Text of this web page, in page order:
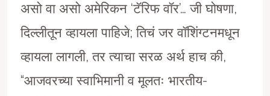
असो वा असो अमेरिकन ‘टॅरिफ वॉर’… जी घोषणा,
दिल्लीतून व्हायला पाहिजे; तिचं जर वॉशिंग्टनमधून
व्हायला लागली, तर त्याचा सरळ अर्थ हाच की,
“आजवरच्या स्वाभिमानी व मूलतः भारतीय-